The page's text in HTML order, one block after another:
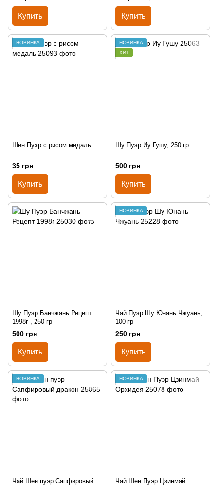
Купить Купить
НОВИНКА
Шен Пуэр с рисом медаль
35 грн
Купить
НОВИНКА
ХИТ
Шу Пуэр Иу Гушу, 250 гр
500 грн
Купить
Шу Пуэр Банчжань Рецепт
1998г , 250 гр
500 грн
Купить
НОВИНКА
Чай Пуэр Шу Юнань Чжуань,
100 гр
250 грн
Купить
НОВИНКА
Чай Шен пуэр Сапфировый
НОВИНКА
Чай Шен Пуэр Цзинмай